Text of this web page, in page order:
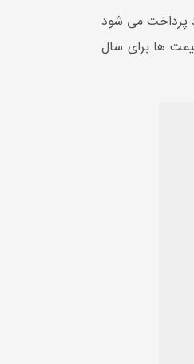
پرداخت می شود
ها برای سال